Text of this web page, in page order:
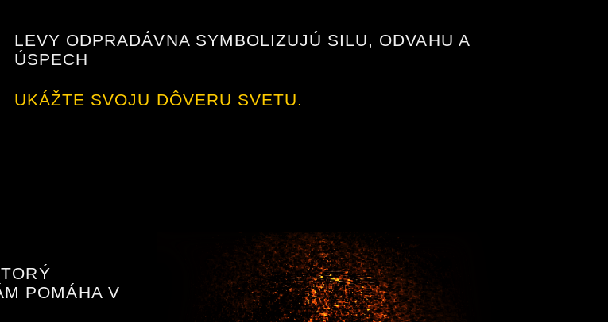
LEVY ODPRADÁVNA SYMBOLIZUJÚ SILU, ODVAHU A
ÚSPECH
UKÁŽTE SVOJU DÔVERU SVETU.
POMÁHA V